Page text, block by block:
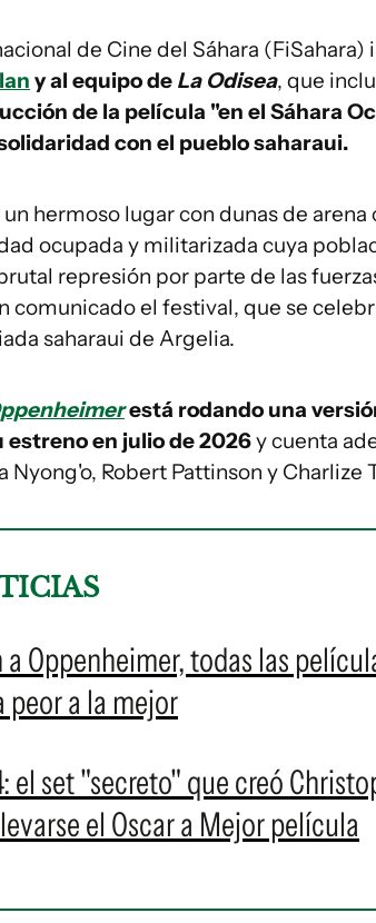
de Cine del Sáhara
y al equipo de La Odisea, que
de la película "en el Sáhara
con el pueblo saharaui.
un hermoso lugar con dunas de
ocupada y militarizada cuya
represión por parte de las
comunicado el festival, que se
saharaui de Argelia.
está rodando una
estreno en julio de 2026y cuenta
Nyong'o, Robert Pattinson y Charlize
a Oppenheimer, todas las
peor a la mejor
el set "secreto" que creó
el Oscar a Mejor película